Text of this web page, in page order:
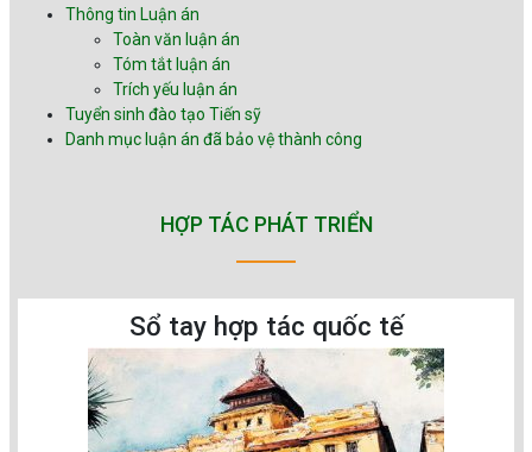
Thông tin Luận án
Toàn văn luận án
Tóm tắt luận án
Trích yếu luận án
Tuyển sinh đào tạo Tiến sỹ
Danh mục luận án đã bảo vệ thành công
HỢP TÁC PHÁT TRIỂN
Sổ tay hợp tác quốc tế